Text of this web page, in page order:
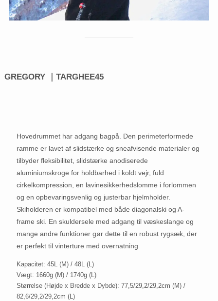
GREGORY ｜TARGHEE45
Hovedrummet har adgang bagpå. Den perimeterformede
ramme er lavet af slidstærke og sneafvisende materialer og
tilbyder fleksibilitet, slidstærke anodiserede
aluminiumskroge for holdbarhed i koldt vejr, fuld
cirkelkompression, en lavinesikkerhedslomme i forlommen
og en opbevaringsvenlig og justerbar hjelmholder.
Skiholderen er kompatibel med både diagonalski og A-
frame ski. En skuldersele med adgang til væskeslange og
mange andre funktioner gør dette til en robust rygsæk, der
er perfekt til vinterture med overnatning
Kapacitet: 45L (M) / 48L (L)
Vægt: 1660g (M) / 1740g (L)
Størrelse (Højde x Bredde x Dybde): 77,5/29,2/29,2cm (M) /
82,6/29,2/29,2cm (L)